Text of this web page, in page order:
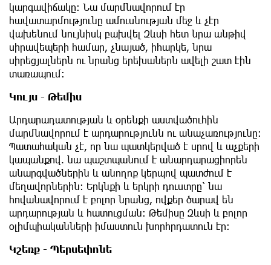
կարգավիճակը։ Նա մարմնավորում էր
հավատարմությունը ամուսնության մեջ և չէր
վախենում նույնիսկ բախվել Զևսի հետ նրա անթիվ
սիրավեպերի համար, չնայած, իհարկե, նրա
սիրեցյալներն ու նրանց երեխաներն ավելի շատ էին
տառապում։
Կույս - Թեմիս
Արդարադատության և օրենքի աստվածուհին
մարմնավորում է արդարությունն ու անաչառությունը։
Պատահական չէ, որ նա պատկերված է սրով և աչքերի
կապանքով. նա պաշտպանում է անարդարացիորեն
անարգվածներին և անողոք կերպով պատժում է
մեղավորներին։ Երկնքի և երկրի դուստրը՝ նա
հովանավորում է բոլոր նրանց, ովքեր ծարավ են
արդարության և հատուցման։ Թեմիսը Զևսի և բոլոր
օլիմպիականների իմաստուն խորհրդատուն էր։
Կշեռք - Պերսեփոնե